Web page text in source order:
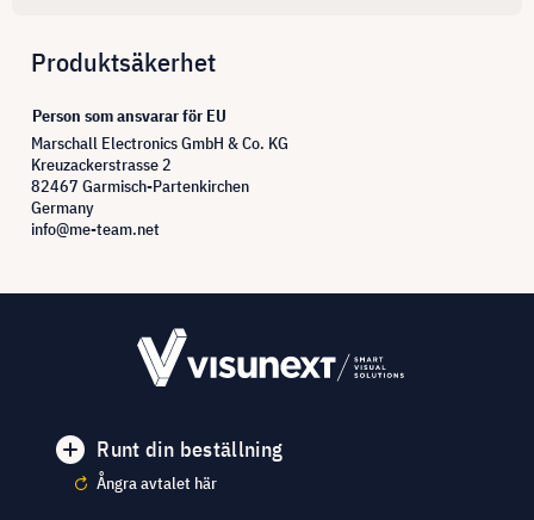
Produktsäkerhet
Person som ansvarar för EU
Marschall Electronics GmbH & Co. KG
Kreuzackerstrasse 2
82467 Garmisch-Partenkirchen
Germany
info@me-team.net
Runt din beställning
Ångra avtalet här